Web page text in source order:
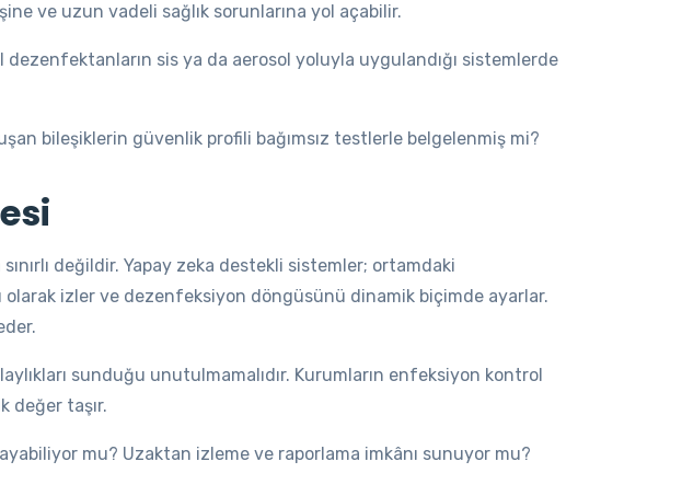
ve uzun vadeli sağlık sorunlarına yol açabilir.
sis ya da aerosol yoluyla uygulandığı sistemlerde
bileşiklerin güvenlik profili bağımsız testlerle belgelenmiş mi?
değildir. Yapay zeka destekli sistemler; ortamdaki
olarak izler ve dezenfeksiyon döngüsünü dinamik biçimde ayarlar.
sunduğu unutulmamalıdır. Kurumların enfeksiyon kontrol
değer taşır.
mu? Uzaktan izleme ve raporlama imkânı sunuyor mu?